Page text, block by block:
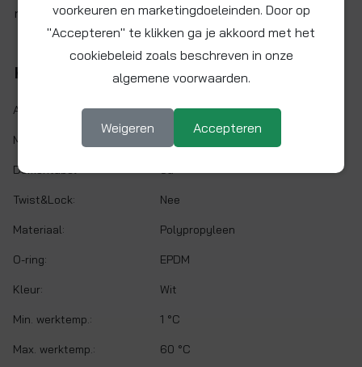
niet als doorstroombegrenzer).
Kenmerken
Artikelnr.: PPMSV040606W
Maat:
Demontabel: Ja
Twist&Lock: Nee
Materiaal: Polypropyleen
O-ring: EPDM
Kleur: Wit
Min. werktemp.: 1 °C
Max. werktemp.: 60 °C
voorkeuren en marketingdoeleinden. Door op
"Accepteren" te klikken ga je akkoord met het
cookiebeleid zoals beschreven in onze
algemene voorwaarden.
Weigeren Accepteren